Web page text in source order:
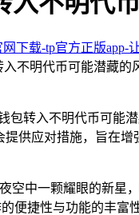
下载-tp官方正版app-
不明代币可能潜藏
包转入不明代币可
供应对措施，旨在
空中一颗耀眼的新
便捷性与功能的丰